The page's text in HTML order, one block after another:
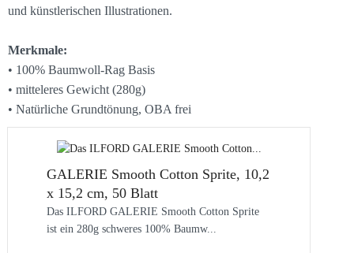
und künstlerischen Illustrationen.
Merkmale:
• 100% Baumwoll-Rag Basis
• mitteleres Gewicht (280g)
• Natürliche Grundtönung, OBA frei
GALERIE Smooth Cotton Sprite, 10,2
x 15,2 cm, 50 Blatt
Das ILFORD GALERIE Smooth Cotton Sprite
ist ein 280g schweres 100% Baumw...